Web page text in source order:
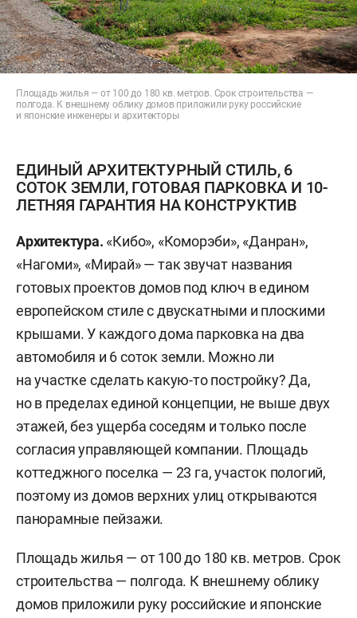
Площадь жилья — от 100 до 180 кв. метров. Срок строительства —
полгода. К внешнему облику домов приложили руку российские
и японские инженеры и архитекторы
ЕДИНЫЙ АРХИТЕКТУРНЫЙ СТИЛЬ, 6
СОТОК ЗЕМЛИ, ГОТОВАЯ ПАРКОВКА И 10-
ЛЕТНЯЯ ГАРАНТИЯ НА КОНСТРУКТИВ
Архитектура. «Кибо», «Коморэби», «Данран»,
«Нагоми», «Мирай» — так звучат названия
готовых проектов домов под ключ в едином
европейском стиле с двускатными и плоскими
крышами. У каждого дома парковка на два
автомобиля и 6 соток земли. Можно ли
на участке сделать какую-то постройку? Да,
но в пределах единой концепции, не выше двух
этажей, без ущерба соседям и только после
согласия управляющей компании. Площадь
коттеджного поселка — 23 га, участок пологий,
поэтому из домов верхних улиц открываются
панорамные пейзажи.
Площадь жилья — от 100 до 180 кв. метров. Срок
строительства — полгода. К внешнему облику
домов приложили руку российские и японские